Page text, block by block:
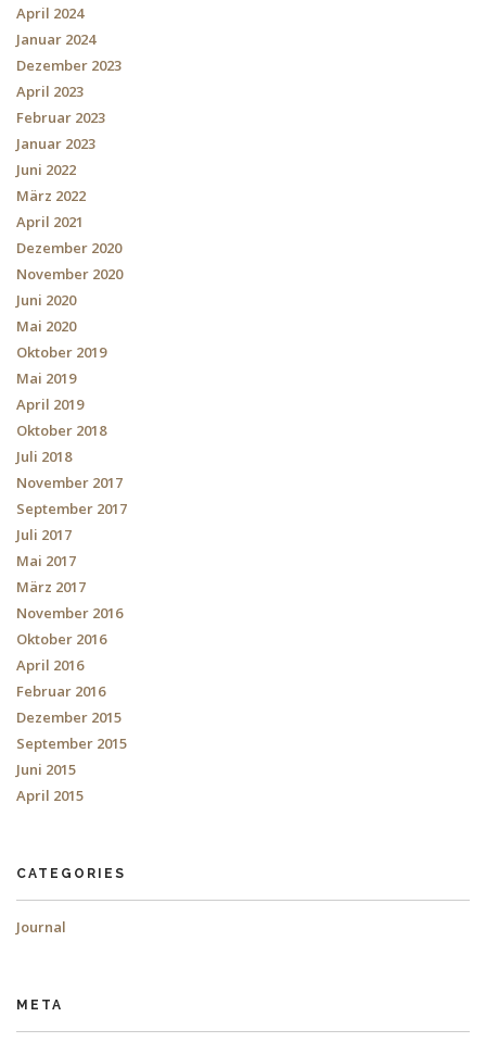
April 2024
Januar 2024
Dezember 2023
April 2023
Februar 2023
Januar 2023
Juni 2022
März 2022
April 2021
Dezember 2020
November 2020
Juni 2020
Mai 2020
Oktober 2019
Mai 2019
April 2019
Oktober 2018
Juli 2018
November 2017
September 2017
Juli 2017
Mai 2017
März 2017
November 2016
Oktober 2016
April 2016
Februar 2016
Dezember 2015
September 2015
Juni 2015
April 2015
CATEGORIES
Journal
META